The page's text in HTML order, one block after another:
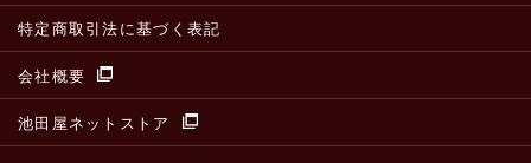
特定商取引法に基づく表記
会社概要
池田屋ネットストア